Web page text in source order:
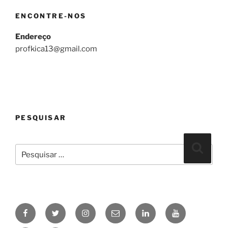
ENCONTRE-NOS
Endereço
profkica13@gmail.com
PESQUISAR
Pesquisar
por:
FacebookTwitter InstagramEmail linkedin Youtube